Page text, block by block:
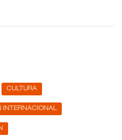
CULTURA
INTERNACIONAL